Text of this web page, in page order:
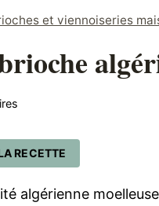
et viennoiseries
RECETTE
algérienne